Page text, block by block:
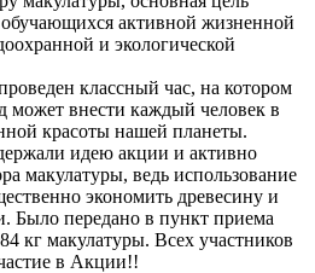
активной жизненной
и экологической
классный час, на котором
может внести каждый человек в
красоты нашей планеты.
идею акции и активно
макулатуры, ведь использование
экономить древесину и
Было передано в пункт приема
кг макулатуры. Всех участников
в Акции!!